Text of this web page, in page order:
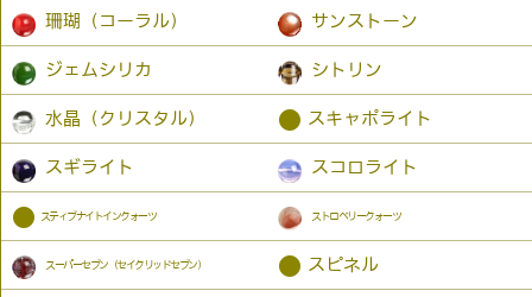
珊瑚（コーラル） サンストーン
ジェムシリカ シトリン
水晶（クリスタル） ● スキャポライト
スギライト スコロライト
● スティブナイトインクォーツ ストロベリークォーツ
スーパーセブン（セイクリッドセブン） ● スピネル